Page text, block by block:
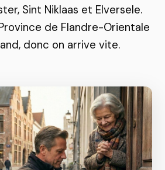
Sint Niklaas et Elversele.
de Flandre-Orientale
donc on arrive vite.